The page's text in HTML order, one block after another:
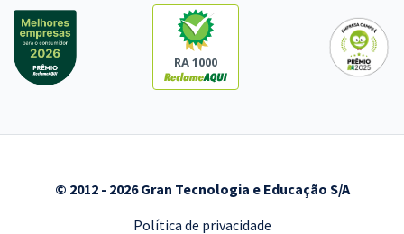
RA 1000
© 2012 - 2026 Gran Tecnologia e Educação S/A
Política de privacidade